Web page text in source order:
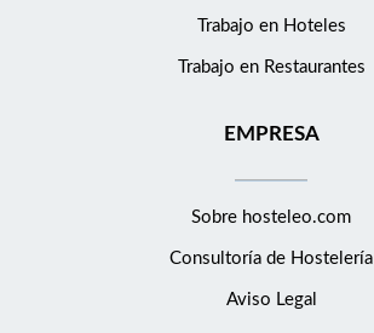
Trabajo en Hoteles
Trabajo en Restaurantes
EMPRESA
Sobre hosteleo.com
Consultoría de Hostelería
Aviso Legal